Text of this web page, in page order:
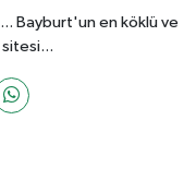
Bayburt'un en köklü ve